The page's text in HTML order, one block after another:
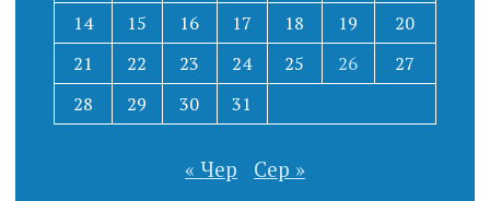
14
15 16 17 18 19
20
21
22 23 24 25 26
27
28
29 30 31
« Чер Сер »